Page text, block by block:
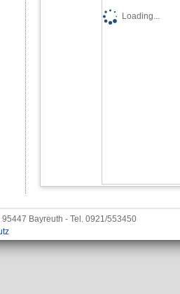
Loading...
95447 Bayreuth - Tel. 0921/553450